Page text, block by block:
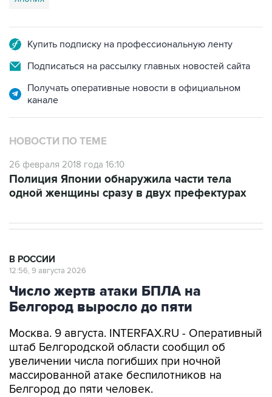
Подписаться на рассылку главных новостей сайта
Получать оперативные новости в официальном
НОВОСТИ ПО ТЕМЕ
26 февраля 2018 года 16:10
одной женщины сразу в двух префектурах
Число жертв атаки БПЛА на
Белгород выросло до пяти
Москва. 9 августа. INTERFAX.RU - Оперативный
увеличении числа погибших при ночной
массированной атаке беспилотников на
Белгород до пяти человек.
"При разборе конструкций многоквартирного